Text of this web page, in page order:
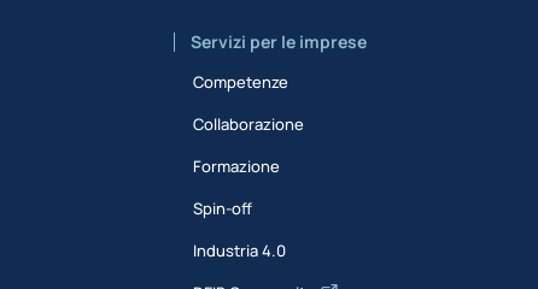
Servizi per le imprese
Competenze
Collaborazione
Formazione
Spin-off
Industria 4.0